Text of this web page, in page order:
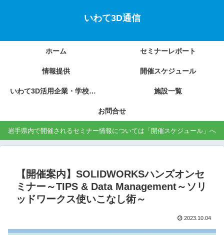
いわて3D通信
ホーム セミナーレポート
情報提供 開催スケジュール
いわて3D活用企業・学校の紹介 施設一覧
お問合せ
岩手県内で開催されるセミナー情報については「開催スケジュール」へ
【開催案内】SOLIDWORKSハンズオンセ
ミナー～TIPS & Data Management～ソリ
ッドワークス使いこなし術～
2023.10.04